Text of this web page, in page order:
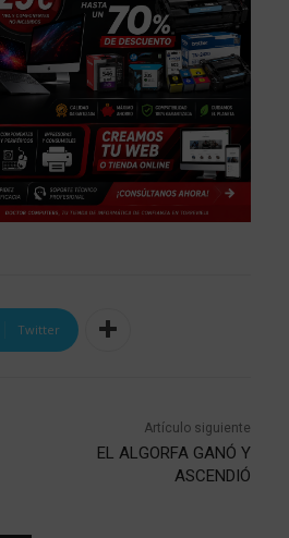
Twitter
Artículo siguiente
EL ALGORFA GANÓ Y
ASCENDIÓ